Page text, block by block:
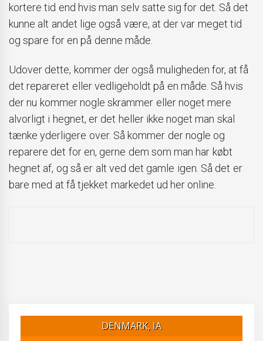
kortere tid end hvis man selv satte sig for det. Så det
kunne alt andet lige også være, at der var meget tid
og spare for en på denne måde.
Udover dette, kommer der også muligheden for, at få
det repareret eller vedligeholdt på en måde. Så hvis
der nu kommer nogle skrammer eller noget mere
alvorligt i hegnet, er det heller ikke noget man skal
tænke yderligere over. Så kommer der nogle og
reparere det for en, gerne dem som man har købt
hegnet af, og så er alt ved det gamle igen. Så det er
bare med at få tjekket markedet ud her online.
DENMARK, IA